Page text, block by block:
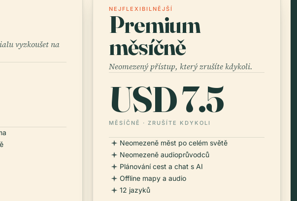
vyzkoušet na
NEJFLEXIBILNĚJŠÍ
Premium
měsíčně
Neomezený přístup, který zrušíte kdykoli.
USD 7.5
MĚSÍČNĚ · ZRUŠÍTE KDYKOLI
Neomezeně měst po celém světě
Neomezeně audioprůvodců
Plánování cest a chat s AI
Offline mapy a audio
12 jazyků